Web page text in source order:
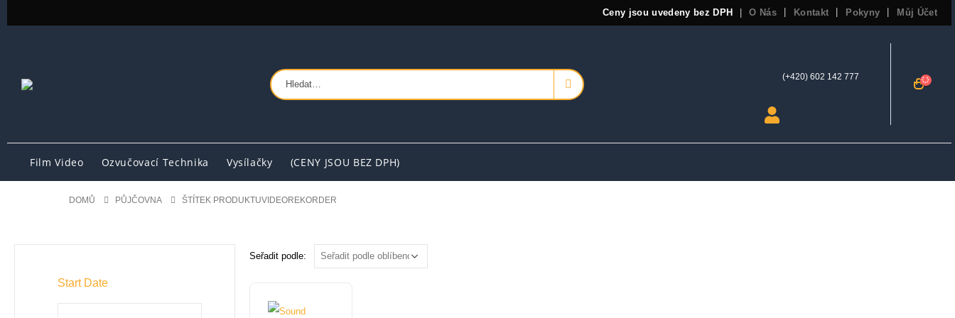
Ceny jsou uvedeny bez DPH O Nás Kontakt Pokyny Můj Účet
(+420) 602 142 777
Film Video Ozvučovací Technika Vysílačky (CENY JSOU BEZ DPH)
DOMŮ PŮJČOVNA ŠTÍTEK PRODUKTUVIDEOREKORDER
Seřadit podle:
Start Date